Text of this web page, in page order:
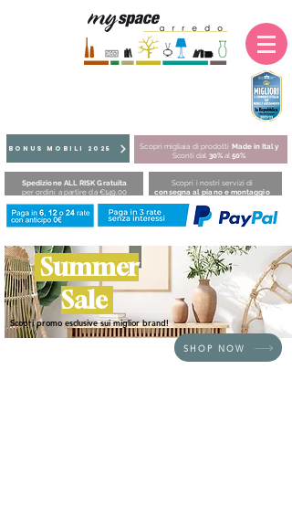
BONUS MOBILI 2025 Scopri migliaia di prodotti Made in Italy
Sconti dal 30%al50%
Spedizione ALL RISK Gratuita
per ordini a partire da €149,00
Scopri i nostri servizi di
consegna al piano e montaggio
Summer
Sale
SHOP NOW
Scopri promo esclusive sui miglior brand!